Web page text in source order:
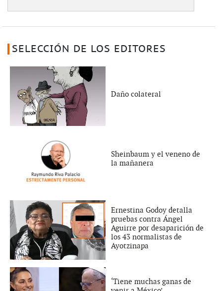
SELECCIÓN DE LOS EDITORES
Daño colateral
Sheinbaum y el veneno de
la mañanera
Ernestina Godoy detalla
pruebas contra Ángel
Aguirre por desaparición de
los 43 normalistas de
Ayotzinapa
‘Tiene muchas ganas de